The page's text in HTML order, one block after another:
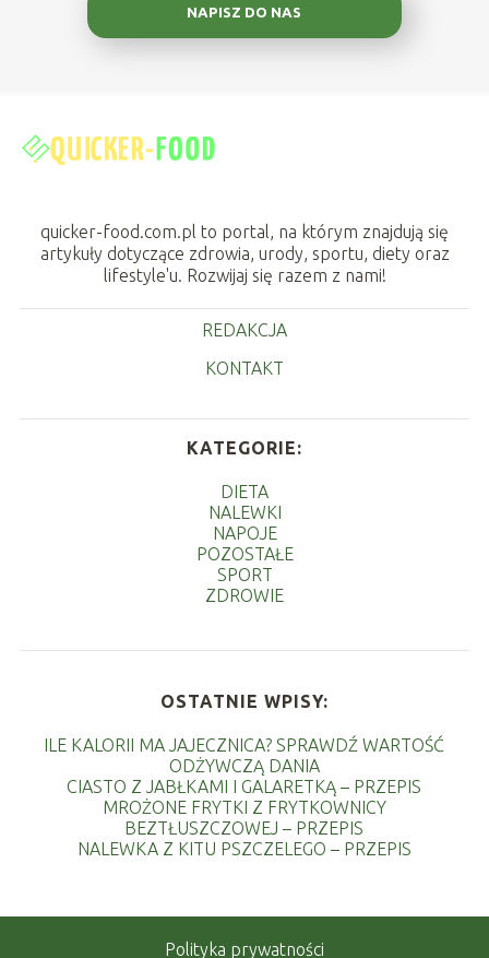
NAPISZ DO NAS
quicker-food.com.pl to portal, na którym znajdują się
artykuły dotyczące zdrowia, urody, sportu, diety oraz
lifestyle'u. Rozwijaj się razem z nami!
REDAKCJA
KONTAKT
KATEGORIE:
DIETA
NALEWKI
NAPOJE
POZOSTAŁE
SPORT
ZDROWIE
OSTATNIE WPISY:
ILE KALORII MA JAJECZNICA? SPRAWDŹ WARTOŚĆ
ODŻYWCZĄ DANIA
CIASTO Z JABŁKAMI I GALARETKĄ – PRZEPIS
MROŻONE FRYTKI Z FRYTKOWNICY
BEZTŁUSZCZOWEJ – PRZEPIS
NALEWKA Z KITU PSZCZELEGO – PRZEPIS
Polityka prywatności